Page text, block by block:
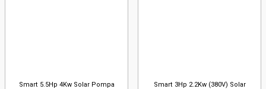
Smart 5.5Hp 4Kw Solar Pompa
Smart 3Hp 2.2Kw (380V) Solar